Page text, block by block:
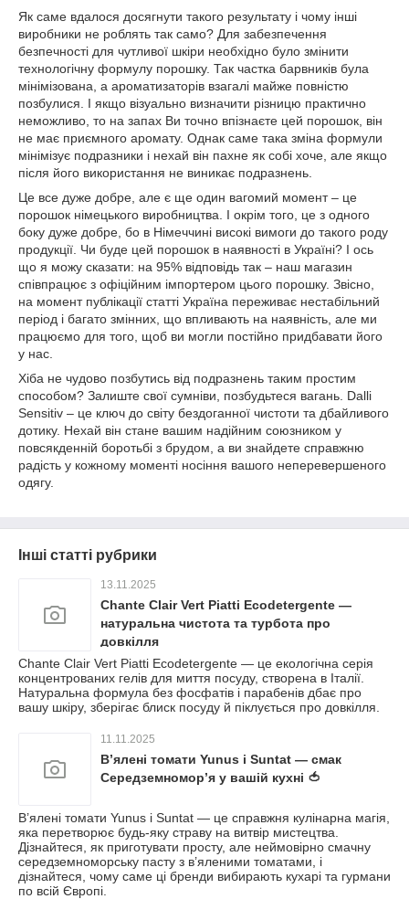
Як саме вдалося досягнути такого результату і чому інші
виробники не роблять так само? Для забезпечення
безпечності для чутливої шкіри необхідно було змінити
технологічну формулу порошку. Так частка барвників була
мінімізована, а ароматизаторів взагалі майже повністю
позбулися. І якщо візуально визначити різницю практично
неможливо, то на запах Ви точно впізнаєте цей порошок, він
не має приємного аромату. Однак саме така зміна формули
мінімізує подразники і нехай він пахне як собі хоче, але якщо
після його використання не виникає подразнень.
Це все дуже добре, але є ще один вагомий момент – це
порошок німецького виробництва. І окрім того, це з одного
боку дуже добре, бо в Німеччині високі вимоги до такого роду
продукції. Чи буде цей порошок в наявності в Україні? І ось
що я можу сказати: на 95% відповідь так – наш магазин
співпрацює з офіційним імпортером цього порошку. Звісно,
на момент публікації статті Україна переживає нестабільний
період і багато змінних, що впливають на наявність, але ми
працюємо для того, щоб ви могли постійно придбавати його
у нас.
Хіба не чудово позбутись від подразнень таким простим
способом? Залиште свої сумніви, позбудьтеся вагань. Dalli
Sensitiv – це ключ до світу бездоганної чистоти та дбайливого
дотику. Нехай він стане вашим надійним союзником у
повсякденній боротьбі з брудом, а ви знайдете справжню
радість у кожному моменті носіння вашого неперевершеного
одягу.
Інші статті рубрики
13.11.2025
Chante Clair Vert Piatti Ecodetergente —
натуральна чистота та турбота про
довкілля
Chante Clair Vert Piatti Ecodetergente — це екологічна серія
концентрованих гелів для миття посуду, створена в Італії.
Натуральна формула без фосфатів і парабенів дбає про
вашу шкіру, зберігає блиск посуду й піклується про довкілля.
11.11.2025
В’ялені томати Yunus і Suntat — смак
Середземномор’я у вашій кухні 🍅
В’ялені томати Yunus і Suntat — це справжня кулінарна магія,
яка перетворює будь-яку страву на витвір мистецтва.
Дізнайтеся, як приготувати просту, але неймовірно смачну
середземноморську пасту з в’яленими томатами, і
дізнайтеся, чому саме ці бренди вибирають кухарі та гурмани
по всій Європі.